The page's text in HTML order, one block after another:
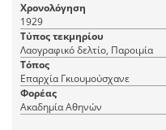
Χρονολόγηση
1929
Τύπος τεκμηρίου
Λαογραφικό δελτίο, Παροιμία
Τόπος
Επαρχία Γκιουμούσχανε
Φορέας
Ακαδημία Αθηνών